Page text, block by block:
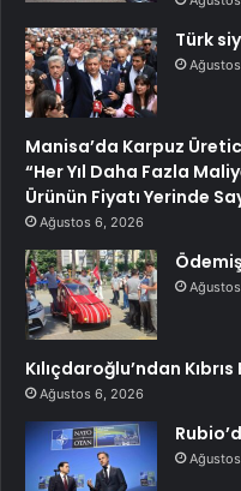
Türk
Manisa’da Karpuz
“Her Yıl Daha Fazla
Ürünün Fiyatı Yerinde
Ağustos 6, 2026
Kılıçdaroğlu’ndan
Ağustos 6, 2026